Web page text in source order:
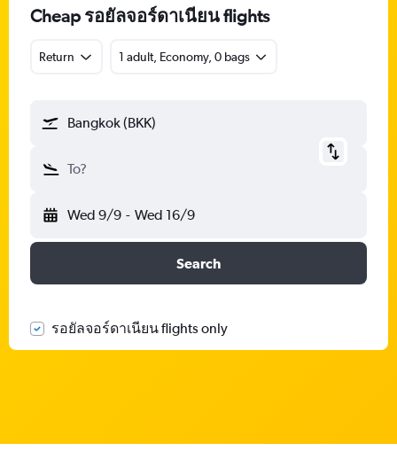
Cheap รอยัลจอร์ดาเนียน flights
Return 1 adult, Economy, 0 bags
Bangkok (BKK)
To?
Wed 9/9 - Wed 16/9
Search
รอยัลจอร์ดาเนียน flights only